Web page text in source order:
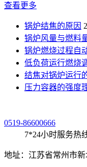
查看更多
锅炉结焦的原因
锅炉风量与燃料
锅炉燃烧过程自
低负荷运行燃烧
结焦对锅炉运行
压力容器的强度
0519-86600666
7*24小时服务热
地址：江苏省常州市